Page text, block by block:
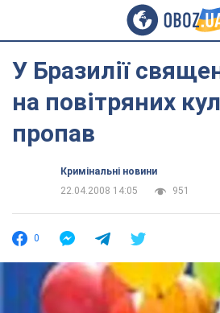
У Бразилії
на повітряних
пропав
Кримінальні новини
22.04.2008 14:05
951
0